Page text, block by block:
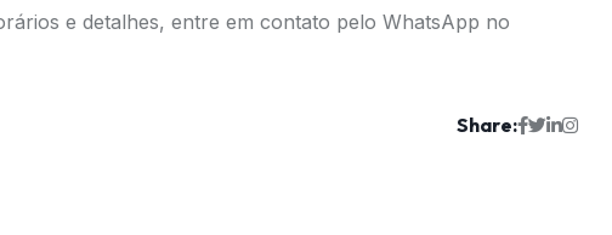
e detalhes, entre em contato pelo WhatsApp no
Share: